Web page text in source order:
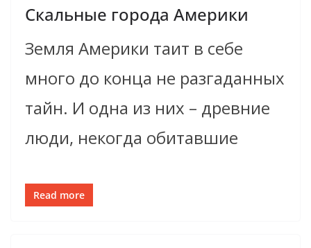
Скальные города Америки
Земля Америки таит в себе
много до конца не разгаданных
тайн. И одна из них – древние
люди, некогда обитавшие
Read more